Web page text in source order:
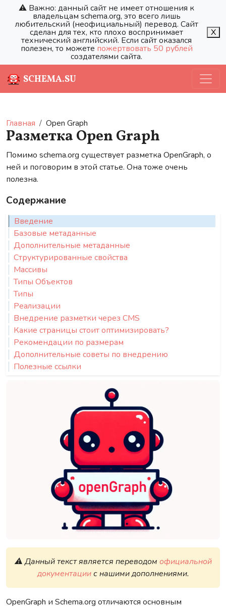
⚠️ Важно: данный сайт не имеет отношения к
владельцам schema.org, это всего лишь
любительский (неофициальный) перевод. Сайт
сделан для тех, кто плохо воспринимает
технический английский. Если сайт оказался
полезен, то можете пожертвовать 50 рублей
создателями сайта.
X
SCHEMA.SU
Главная Open Graph
Разметка Open Graph
Помимо schema.org существует разметка OpenGraph, о
ней и поговорим в этой статье. Она тоже очень
полезна.
⚠️ Данный текст является переводом официальной
документациис нашими дополнениями.
OpenGraph и Schema.org отличаются основным
Содержание
Введение
Базовые метаданные
Дополнительные метаданные
Структурированные свойства
Массивы
Типы Объектов
Типы
Реализации
Внедрение разметки через CMS
Какие страницы стоит оптимизировать?
Рекомендации по размерам
Дополнительные советы по внедрению
Полезные ссылки